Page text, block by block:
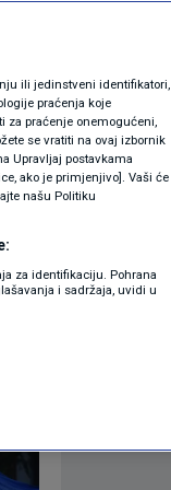
ili jedinstveni identifikatori,
praćenja koje
za praćenje onemogućeni,
se vratiti na ovaj izbornik
Upravljaj postavkama
ako je primjenjivo]. Vaši će
našu Politiku
za identifikaciju. Pohrana
i sadržaja, uvidi u